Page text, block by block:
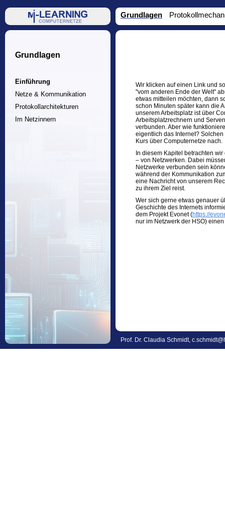
Grundlagen
Einführung
Netze & Kommunikation
Protokollarchitekturen
Im Netzinnern
Wir klicken auf einen Link und
"vom anderen Ende der Welt"
etwas mitteilen möchten, dann
schon Minuten später kann die
unserem Arbeitsplatz ist über
Arbeitsplatzrechnern und
verbunden. Aber wie
eigentlich das Internet?
Kurs über Computernetze nach.
In diesem Kapitel betrachten
– von Netzwerken. Dabei
Netzwerke verbunden sein
während der Kommunikation
eine Nachricht von unserem
zu ihrem Ziel reist.
Wer sich gerne etwas genauer
Geschichte des Internets
dem Projekt Evonet (https://
nur im Netzwerk der HSO)
Prof. Dr. Claudia Schmidt,